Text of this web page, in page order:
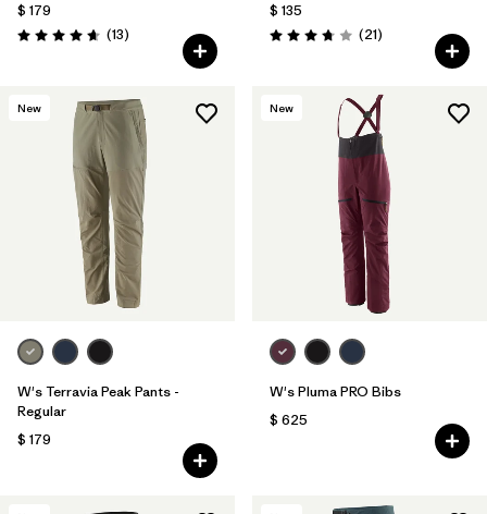
$ 179
Valoración: 4.7 / 5
(13Comentarios
)
$ 135
Valoración: 3.8 / 5
(21Comentarios
)
New
W's Terravia Peak Pants -
Regular
$ 179
New
W's Pluma PRO Bibs
$ 625